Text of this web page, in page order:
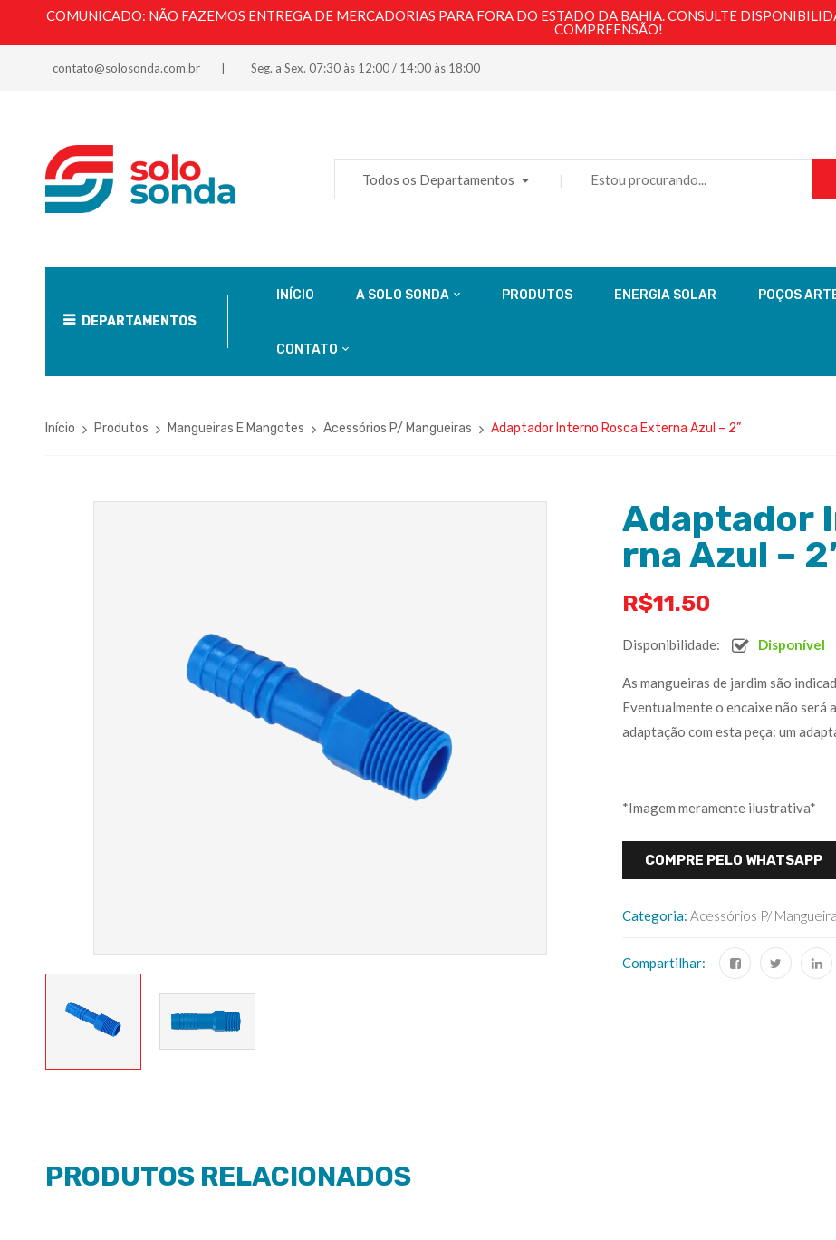
COMUNICADO: NÃO FAZEMOS ENTREGA DE MERCADORIAS PARA FORA DO ESTADO DA BAHIA. CONSULTE
COMPREENSÃO!
contato@solosonda.com.br Seg. a Sex. 07:30 às 12:00 / 14:00 às 18:00
Todos os Departamentos
DEPARTAMENTOS
INÍCIO A SOLO SONDA PRODUTOS ENERGIA SOLAR POÇOS
CONTATO
Início Produtos Mangueiras E Mangotes Acessórios P/ Mangueiras Adaptador Interno Rosca Externa Azul – 2”
Adaptador
rna Azul –
R$11.50
Disponibilidade: Disponível
As mangueiras de jardim são
Eventualmente o encaixe não será
adaptação com esta peça: um
*Imagem meramente ilustrativa*
COMPRE PELO WHATSAPP
Categoria: Acessórios P/
Compartilhar:
PRODUTOS RELACIONADOS